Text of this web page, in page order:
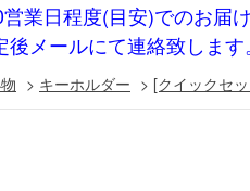
業日程度(目安)でのお届
メールにて連絡致します。
> キーホルダー > [クイックセ